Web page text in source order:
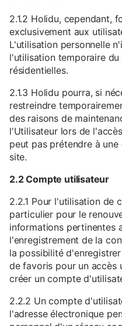
2.1.2 Holidu, cependant,
exclusivement aux
L'utilisation personnelle
l'utilisation temporaire
résidentielles.
2.1.3 Holidu pourra, si
restreindre
des raisons de
l'Utilisateur lors de
peut pas prétendre à
site.
2.2 Compte utilisateur
2.2.1 Pour l'utilisation de
particulier pour le
informations pertinentes
l'enregistrement de la
la possibilité
de favoris pour un accès
créer un compte
2.2.2 Un compte
l'adresse électronique